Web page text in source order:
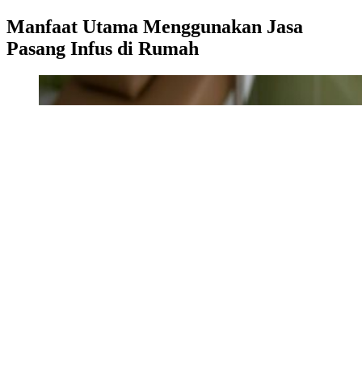
Manfaat Utama Menggunakan Jasa
Pasang Infus di Rumah